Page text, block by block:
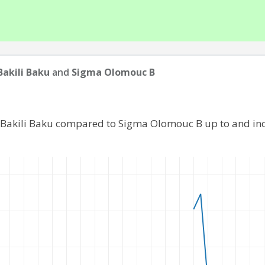
Baku and Sigma Olomouc B
Baku compared to Sigma Olomouc B up to and